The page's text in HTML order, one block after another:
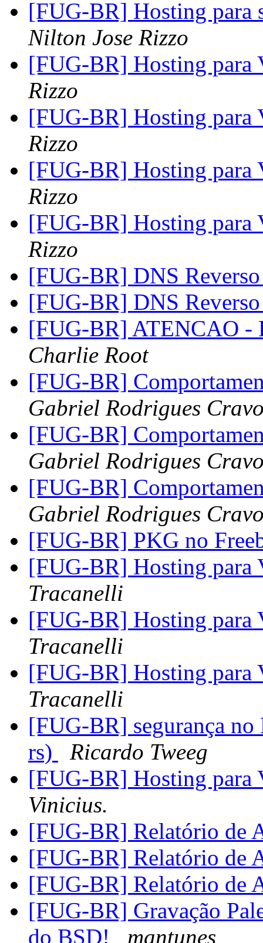
[FUG-BR] Hosting
Nilton Jose Rizzo
[FUG-BR] Hosting para
Rizzo
[FUG-BR] Hosting para
Rizzo
[FUG-BR] Hosting para
Rizzo
[FUG-BR] Hosting para
Rizzo
[FUG-BR] DNS
[FUG-BR] DNS
[FUG-BR] ATENCAO -
Charlie Root
[FUG-BR]
Gabriel Rodrigues
[FUG-BR]
Gabriel Rodrigues
[FUG-BR]
Gabriel Rodrigues
[FUG-BR] PKG no
[FUG-BR] Hosting para
Tracanelli
[FUG-BR] Hosting para
Tracanelli
[FUG-BR] Hosting para
Tracanelli
[FUG-BR] segurança
rs)
Ricardo Tweeg
[FUG-BR] Hosting para
Vinicius.
[FUG-BR] Relatório de
[FUG-BR] Relatório de
[FUG-BR] Relatório de
[FUG-BR] Gravação
do BSD!
mantunes